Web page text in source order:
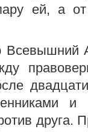
ей, а от
и